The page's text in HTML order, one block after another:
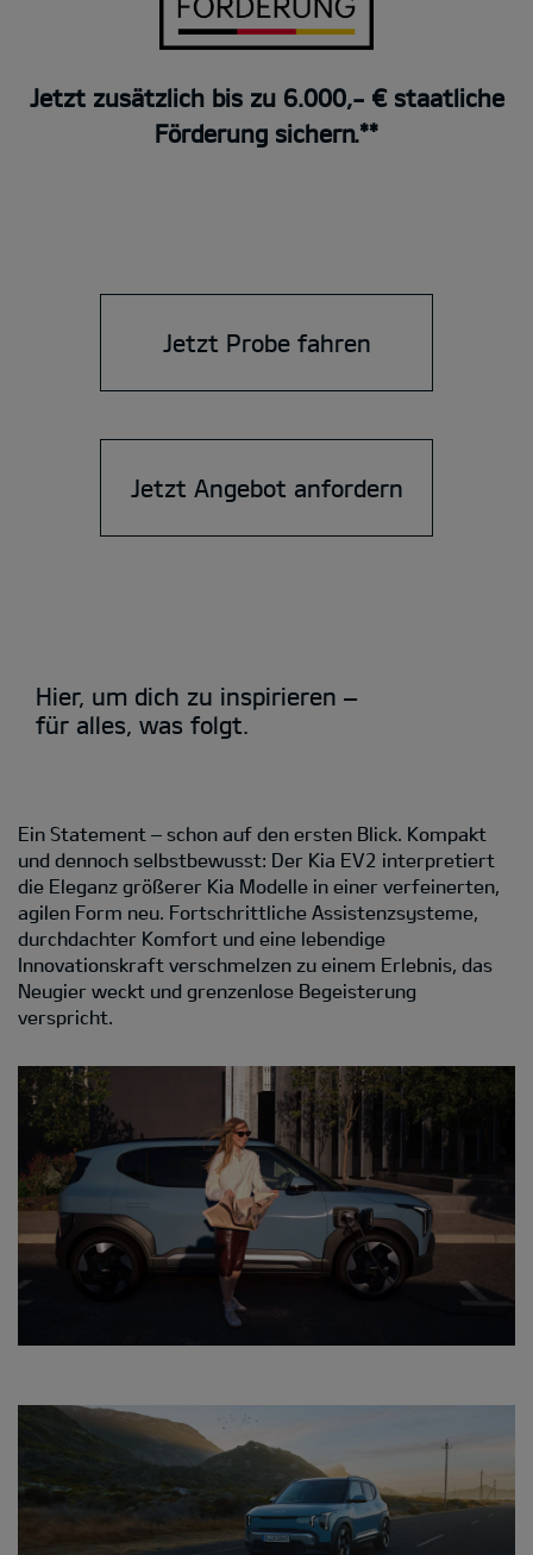
Jetzt zusätzlich bis zu 6.000,- € staatliche
Förderung sichern.**
Jetzt Probe fahren
Jetzt Angebot anfordern
Hier, um dich zu inspirieren –
für alles, was folgt.
Ein Statement – schon auf den ersten Blick. Kompakt
und dennoch selbstbewusst: Der Kia EV2 interpretiert
die Eleganz größerer Kia Modelle in einer verfeinerten,
agilen Form neu. Fortschrittliche Assistenzsysteme,
durchdachter Komfort und eine lebendige
Innovationskraft verschmelzen zu einem Erlebnis, das
Neugier weckt und grenzenlose Begeisterung
verspricht.